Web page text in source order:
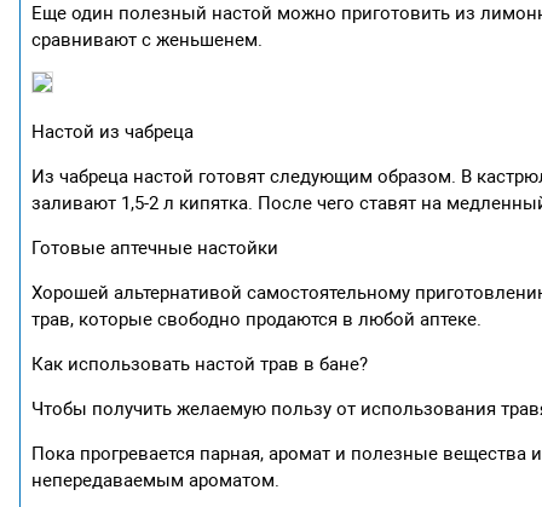
Еще один полезный настой можно приготовить из
сравнивают с женьшенем.
Настой из чабреца
Из чабреца настой готовят следующим образом. В
заливают 1,5-2 л кипятка. После чего ставят на
Готовые аптечные настойки
Хорошей альтернативой самостоятельному
трав, которые свободно продаются в любой аптеке.
Как использовать настой трав в бане?
Чтобы получить желаемую пользу от использования
Пока прогревается парная, аромат и полезные
непередаваемым ароматом.